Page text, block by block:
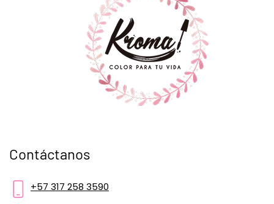
Contáctanos
+57 317 258 3590